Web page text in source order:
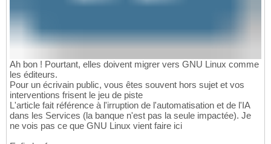
Ah bon ! Pourtant, elles doivent migrer vers GNU Linux comme
les éditeurs.
Pour un écrivain public, vous êtes souvent hors sujet et vos
interventions frisent le jeu de piste
L'article fait référence à l'irruption de l'automatisation et de l'IA
dans les Services (la banque n'est pas la seule impactée). Je
ne vois pas ce que GNU Linux vient faire ici